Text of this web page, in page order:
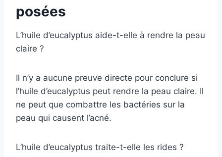
posées
L’huile d’eucalyptus aide-t-elle à rendre la peau
claire ?
Il n’y a aucune preuve directe pour conclure si
l’huile d’eucalyptus peut rendre la peau claire. Il
ne peut que combattre les bactéries sur la
peau qui causent l’acné.
L’huile d’eucalyptus traite-t-elle les rides ?